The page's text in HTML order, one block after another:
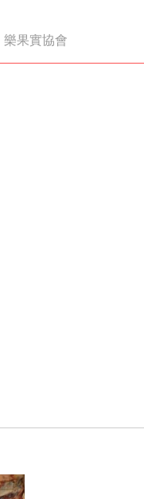
樂果實協會